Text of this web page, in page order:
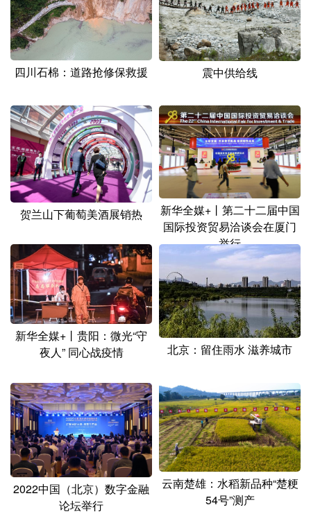
新疆 内蒙古 黑龙江
多语种频道
Русский язык 日本語 한국어
Deutsch Português
四川石棉：道路抢修保救援 震中供给线
贺兰山下葡萄美酒展销热
新华全媒+丨第二十二届中国
国际投资贸易洽谈会在厦门
举行
新华全媒+丨贵阳：微光“守
夜人” 同心战疫情
北京：留住雨水 滋养城市
2022中国（北京）数字金融
论坛举行
云南楚雄：水稻新品种“楚粳
54号”测产